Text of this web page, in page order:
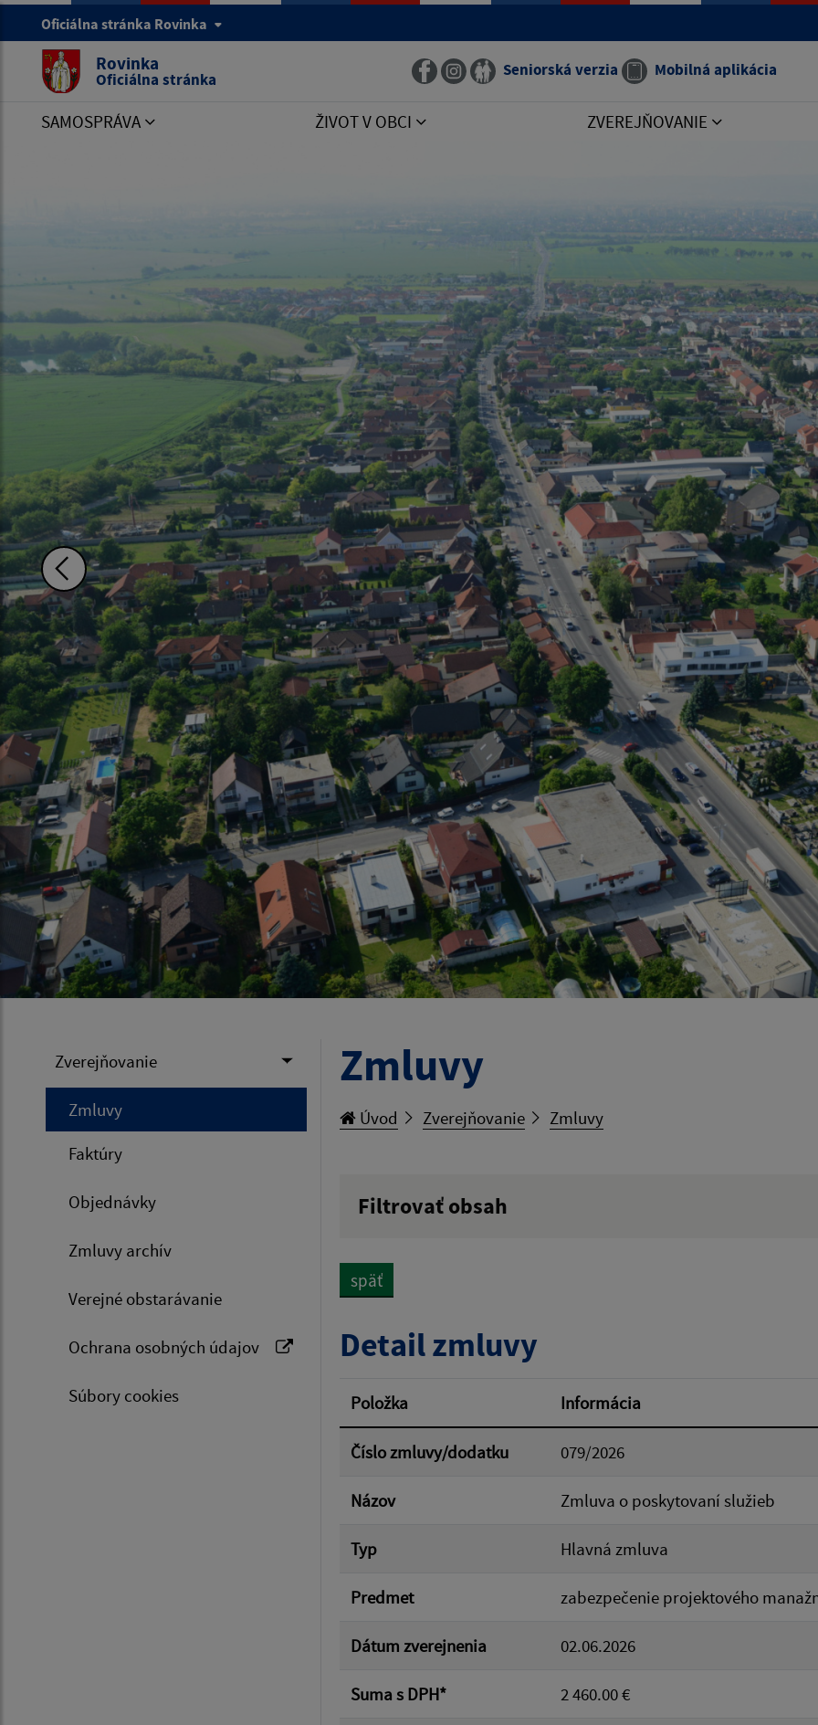
Oficiálna stránka Rovinka
Rovinka
Oficiálna stránka Seniorská verzia Mobilná aplikácia
SAMOSPRÁVA ŽIVOT V OBCI ZVEREJŇOVANIE
Zverejňovanie
Zmluvy
Faktúry
Objednávky
Zmluvy archív
Verejné obstarávanie
Ochrana osobných údajov
Súbory cookies
Zmluvy
Úvod Zverejňovanie Zmluvy
Filtrovať obsah
Suma od:
späť
Detail zmluvy
Položka Informácia
Číslo zmluvy/dodatku 079/2026
Názov Zmluva o poskytovaní služieb
Typ Hlavná zmluva
Predmet zabezpečenie projektového
Dátum zverejnenia 02.06.2026
Suma s DPH* 2 460.00 €